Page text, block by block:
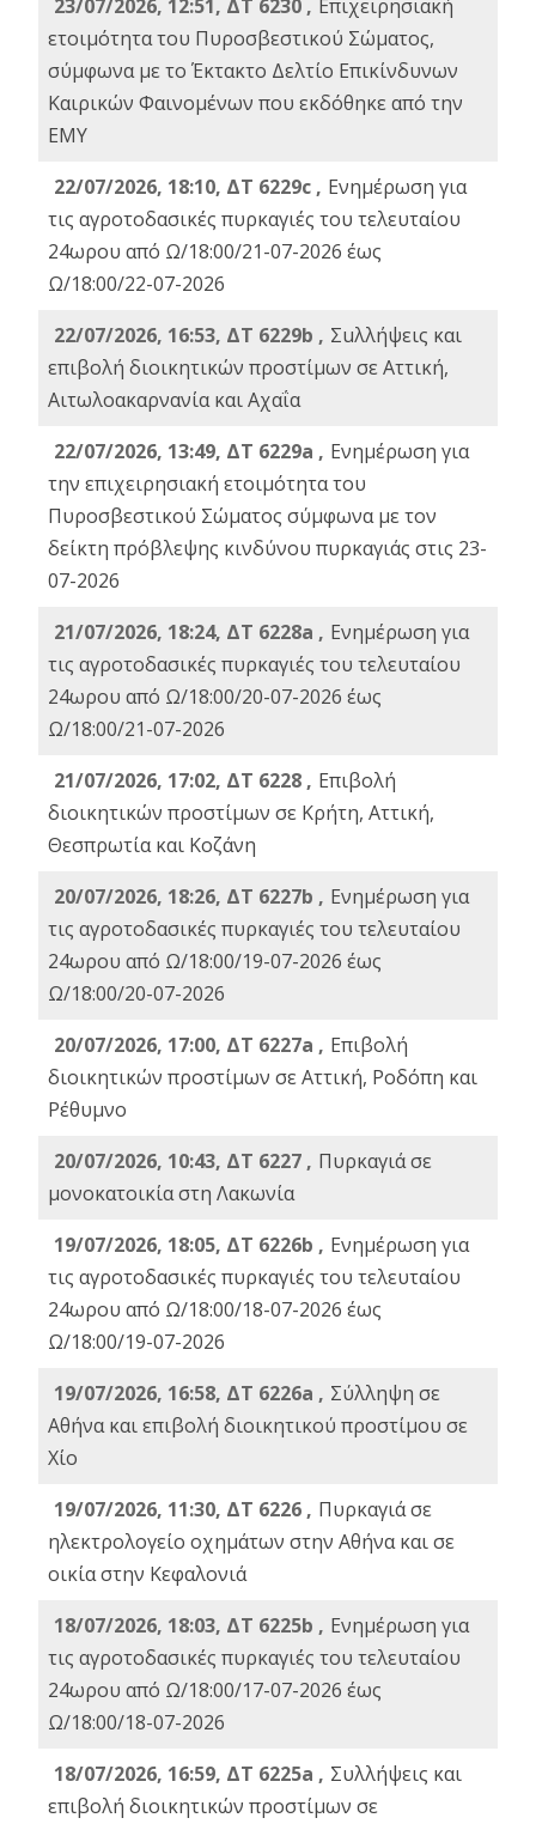
23/07/2026, 12:51, ΔΤ 6230 , Επιχειρησιακή
ετοιμότητα του Πυροσβεστικού Σώματος,
σύμφωνα με το Έκτακτο Δελτίο Επικίνδυνων
Καιρικών Φαινομένων που εκδόθηκε από την
ΕΜΥ
22/07/2026, 18:10, ΔΤ 6229c , Ενημέρωση για
τις αγροτοδασικές πυρκαγιές του τελευταίου
24ωρου από Ω/18:00/21-07-2026 έως
Ω/18:00/22-07-2026
22/07/2026, 16:53, ΔΤ 6229b , Σuλλήψεις και
επιβολή διοικητικών προστίμων σε Αττική,
Αιτωλοακαρνανία και Αχαΐα
22/07/2026, 13:49, ΔΤ 6229a , Ενημέρωση για
την επιχειρησιακή ετοιμότητα του
Πυροσβεστικού Σώματος σύμφωνα με τον
δείκτη πρόβλεψης κινδύνου πυρκαγιάς στις 23-
07-2026
21/07/2026, 18:24, ΔΤ 6228a , Ενημέρωση για
τις αγροτοδασικές πυρκαγιές του τελευταίου
24ωρου από Ω/18:00/20-07-2026 έως
Ω/18:00/21-07-2026
21/07/2026, 17:02, ΔΤ 6228 , Επιβολή
διοικητικών προστίμων σε Κρήτη, Αττική,
Θεσπρωτία και Κοζάνη
20/07/2026, 18:26, ΔΤ 6227b , Ενημέρωση για
τις αγροτοδασικές πυρκαγιές του τελευταίου
24ωρου από Ω/18:00/19-07-2026 έως
Ω/18:00/20-07-2026
20/07/2026, 17:00, ΔΤ 6227a , Επιβολή
διοικητικών προστίμων σε Αττική, Ροδόπη και
Ρέθυμνο
20/07/2026, 10:43, ΔΤ 6227 , Πυρκαγιά σε
μονοκατοικία στη Λακωνία
19/07/2026, 18:05, ΔΤ 6226b , Ενημέρωση για
τις αγροτοδασικές πυρκαγιές του τελευταίου
24ωρου από Ω/18:00/18-07-2026 έως
Ω/18:00/19-07-2026
19/07/2026, 16:58, ΔΤ 6226a , Σύλληψη σε
Αθήνα και επιβολή διοικητικού προστίμου σε
Χίο
19/07/2026, 11:30, ΔΤ 6226 , Πυρκαγιά σε
ηλεκτρολογείο οχημάτων στην Αθήνα και σε
οικία στην Κεφαλονιά
18/07/2026, 18:03, ΔΤ 6225b , Ενημέρωση για
τις αγροτοδασικές πυρκαγιές του τελευταίου
24ωρου από Ω/18:00/17-07-2026 έως
Ω/18:00/18-07-2026
18/07/2026, 16:59, ΔT 6225a , Συλλήψεις και
επιβολή διοικητικών προστίμων σε